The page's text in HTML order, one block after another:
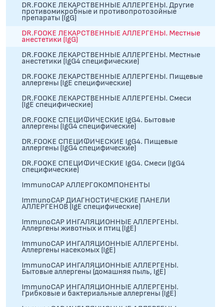
DR.FOOKE ЛЕКАРСТВЕННЫЕ АЛЛЕРГЕНЫ. Другие
противомикробные и противопротозойные
препараты (IgG)
DR.FOOKE ЛЕКАРСТВЕННЫЕ АЛЛЕРГЕНЫ. Местные
анестетики (IgG)
DR.FOOKE ЛЕКАРСТВЕННЫЕ АЛЛЕРГЕНЫ. Местные
анестетики (IgG4 специфические)
DR.FOOKE ЛЕКАРСТВЕННЫЕ АЛЛЕРГЕНЫ. Пищевые
аллергены (IgE специфические)
DR.FOOKE ЛЕКАРСТВЕННЫЕ АЛЛЕРГЕНЫ. Смеси
(IgE специфические)
DR.FOOKE СПЕЦИФИЧЕСКИЕ IgG4. Бытовые
аллергены (IgG4 специфические)
DR.FOOKE СПЕЦИФИЧЕСКИЕ IgG4. Пищевые
аллергены (IgG4 специфические)
DR.FOOKE СПЕЦИФИЧЕСКИЕ IgG4. Смеси (IgG4
специфические)
ImmunoCAP АЛЛЕРГОКОМПОНЕНТЫ
ImmunoCAP ДИАГНОСТИЧЕСКИЕ ПАНЕЛИ
АЛЛЕРГЕНОВ (IgE специфические)
ImmunoCAP ИНГАЛЯЦИОННЫЕ АЛЛЕРГЕНЫ.
Аллергены животных и птиц (IgE)
ImmunoCAP ИНГАЛЯЦИОННЫЕ АЛЛЕРГЕНЫ.
Аллергены насекомых (IgE)
ImmunoCAP ИНГАЛЯЦИОННЫЕ АЛЛЕРГЕНЫ.
Бытовые аллергены (домашняя пыль, IgЕ)
ImmunoCAP ИНГАЛЯЦИОННЫЕ АЛЛЕРГЕНЫ.
Грибковые и бактериальные аллергены (IgE)